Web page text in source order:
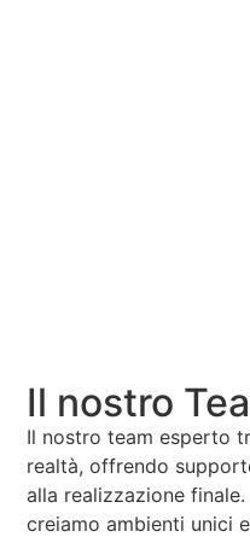
Il nostro
Il nostro team esperto
realtà, offrendo
alla realizzazione
creiamo ambienti unici